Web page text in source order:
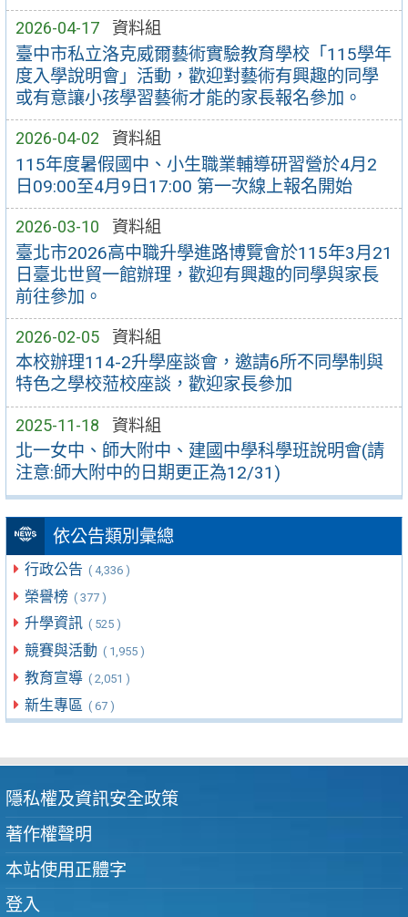
2026-04-17 資料組
臺中市私立洛克威爾藝術實驗教育學校「115學年
度入學說明會」活動，歡迎對藝術有興趣的同學
或有意讓小孩學習藝術才能的家長報名參加。
2026-04-02 資料組
115年度暑假國中、小生職業輔導研習營於4月2
日09:00至4月9日17:00 第一次線上報名開始
2026-03-10 資料組
臺北市2026高中職升學進路博覽會於115年3月21
日臺北世貿一館辦理，歡迎有興趣的同學與家長
前往參加。
2026-02-05 資料組
本校辦理114-2升學座談會，邀請6所不同學制與
特色之學校蒞校座談，歡迎家長參加
2025-11-18 資料組
北一女中、師大附中、建國中學科學班說明會(請
注意:師大附中的日期更正為12/31)
依公告類別彙總
行政公告 ( 4,336 )
榮譽榜 ( 377 )
升學資訊 ( 525 )
競賽與活動 ( 1,955 )
教育宣導 ( 2,051 )
新生專區 ( 67 )
隱私權及資訊安全政策
著作權聲明
本站使用正體字
登入